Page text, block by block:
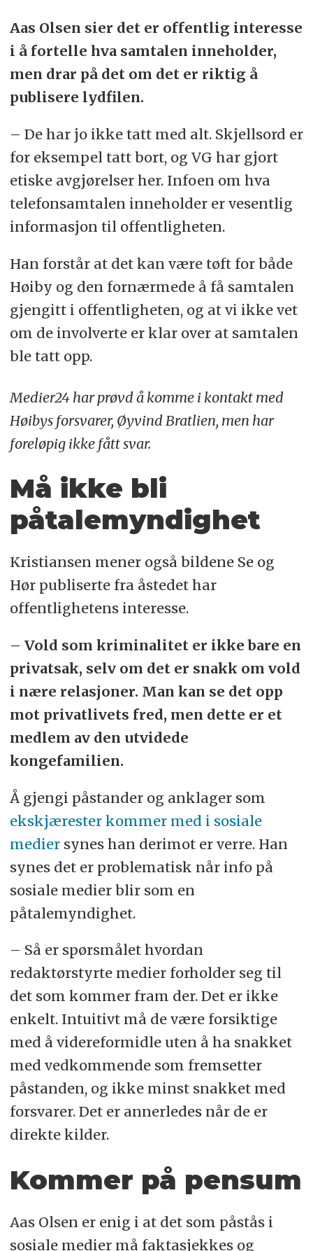
Aas Olsen sier det er offentlig interesse
i å fortelle hva samtalen inneholder,
men drar på det om det er riktig å
publisere lydfilen.
– De har jo ikke tatt med alt. Skjellsord er
for eksempel tatt bort, og VG har gjort
etiske avgjørelser her. Infoen om hva
telefonsamtalen inneholder er vesentlig
informasjon til offentligheten.
Han forstår at det kan være tøft for både
Høiby og den fornærmede å få samtalen
gjengitt i offentligheten, og at vi ikke vet
om de involverte er klar over at samtalen
ble tatt opp.
Medier24 har prøvd å komme i kontakt med
Høibys forsvarer, Øyvind Bratlien, men har
foreløpig ikke fått svar.
Må ikke bli
påtalemyndighet
Kristiansen mener også bildene Se og
Hør publiserte fra åstedet har
offentlighetens interesse.
– Vold som kriminalitet er ikke bare en
privatsak, selv om det er snakk om vold
i nære relasjoner. Man kan se det opp
mot privatlivets fred, men dette er et
medlem av den utvidede
kongefamilien.
Å gjengi påstander og anklager som
ekskjærester kommer med i sosiale
medier synes han derimot er verre. Han
synes det er problematisk når info på
sosiale medier blir som en
påtalemyndighet.
– Så er spørsmålet hvordan
redaktørstyrte medier forholder seg til
det som kommer fram der. Det er ikke
enkelt. Intuitivt må de være forsiktige
med å videreformidle uten å ha snakket
med vedkommende som fremsetter
påstanden, og ikke minst snakket med
forsvarer. Det er annerledes når de er
direkte kilder.
Kommer på pensum
Aas Olsen er enig i at det som påstås i
sosiale medier må faktasjekkes og